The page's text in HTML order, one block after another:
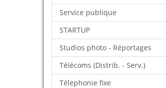
Service publique
STARTUP
Studios photo - Réportages
Télécoms (Distrib. - Serv.)
Télephonie fixe